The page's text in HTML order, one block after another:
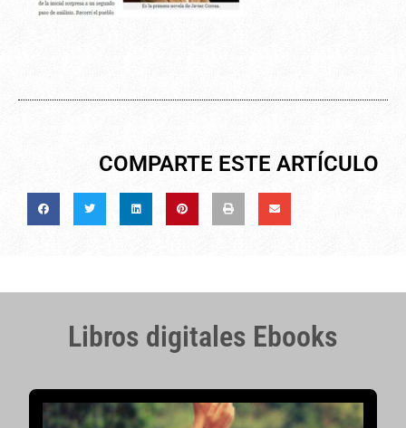
COMPARTE ESTE ARTÍCULO
Libros digitales Ebooks